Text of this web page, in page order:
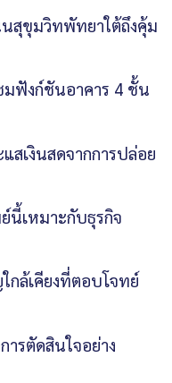
นสุขุมวิทพัทยาใต้ถึงคุ้ม
มฟังก์ชันอาคาร 4 ชั้น
สเงินสดจากการปล่อย
นี้เหมาะกับธุรกิจ
กล้เคียงที่ตอบโจทย์
ารตัดสินใจอย่าง